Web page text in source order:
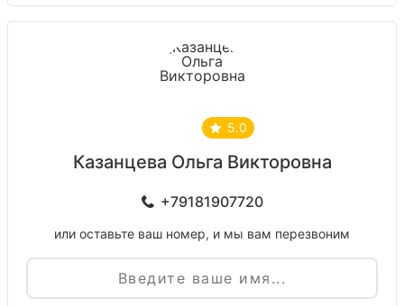
5.0
Казанцева Ольга Викторовна
+79181907720
или оставьте ваш номер, и мы вам перезвоним
Имя